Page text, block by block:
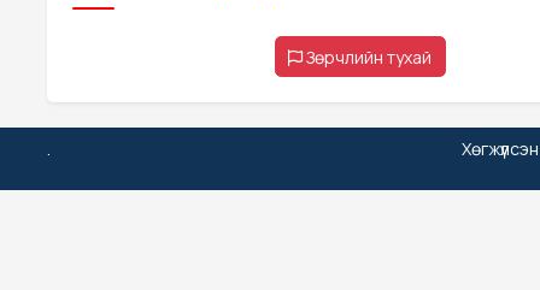
Зөрчлийн тухай
.